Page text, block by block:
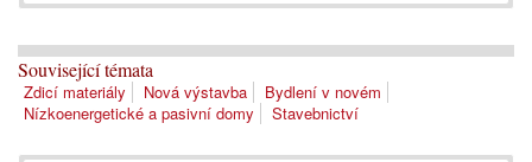
Související témata
Zdicí materiály Nová výstavba
Bydlení v novém
Nízkoenergetické a pasivní domy
Stavebnictví